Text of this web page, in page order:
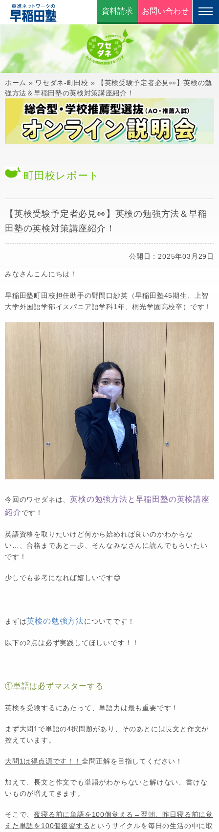
資料請求 お問い合わせ
ホーム » ワセダネ-町田校 »
【英検受験予定者必見👀】英検の勉
強方法＆早稲田塾の英検対策講座紹介！
町田校レポート
【英検受験予定者必見👀】英検の勉強方法＆早稲
田塾の英検対策講座紹介！
公開日：2025年03月29日
みなさんこんにちは！
早稲田塾町田校担任助手の野間口紗英（早稲田塾45期生、上智
大学外国語学部イスパニア語学科1年、桐光学園高校卒）です！
今回のワセダネは、英検の勉強方法と早稲田塾の英検講座
紹介です！
英語資格を取りたいけど何から始めれば良いのかわからな
い…、合格まであと一歩、そんなみなさんに読んでもらいたい
です！
少しでも参考になれば嬉しいです😊
まずは英検の勉強方法についてです！
以下の2点は必ず実践してほしいです！！
①単語は必ずマスターする
英検を受験するにあたって、単語力は最も重要です！
まず大問1で単語の4択問題があり、そのあとには長文と作文が
控えています。
大問1は得点源です！！ 全問正解を目指してください！
加えて、長文と作文でも単語がわからないと解けない、書けな
いものが増えてきます。
そこで、夜寝る前に単語を100個覚える→翌朝、昨日寝る前に覚
えた単語を100個復習する というサイクルを毎日の生活の中に取